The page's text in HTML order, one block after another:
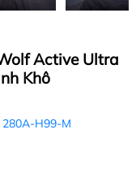
Active Ultra
Khô
280A-H99-M